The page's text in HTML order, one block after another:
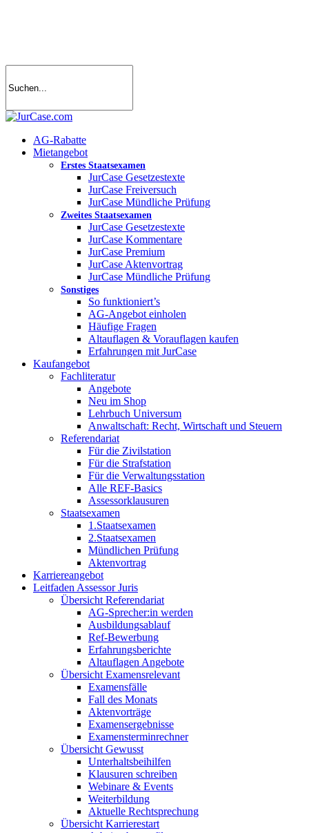
search
account
Menu
AG-Rabatte
Mietangebot
Erstes Staatsexamen
JurCase Gesetzestexte
JurCase Freiversuch
JurCase Mündliche Prüfung
Zweites Staatsexamen
JurCase Gesetzestexte
JurCase Kommentare
JurCase Premium
JurCase Aktenvortrag
JurCase Mündliche Prüfung
Sonstiges
So funktioniert’s
AG-Angebot einholen
Häufige Fragen
Altauflagen & Vorauflagen kaufen
Erfahrungen mit JurCase
Kaufangebot
Fachliteratur
Angebote
Neu im Shop
Lehrbuch Universum
Anwaltschaft: Recht, Wirtschaft und Steuern
Referendariat
Für die Zivilstation
Für die Strafstation
Für die Verwaltungsstation
Alle REF-Basics
Assessorklausuren
Staatsexamen
1.Staatsexamen
2.Staatsexamen
Mündlichen Prüfung
Aktenvortrag
Karriereangebot
Leitfaden Assessor Juris
Übersicht Referendariat
AG-Sprecher:in werden
Ausbildungsablauf
Ref-Bewerbung
Erfahrungsberichte
Altauflagen Angebote
Übersicht Examensrelevant
Examensfälle
Fall des Monats
Aktenvorträge
Examensergebnisse
Examensterminrechner
Übersicht Gewusst
Unterhaltsbeihilfen
Klausuren schreiben
Webinare & Events
Weiterbildung
Aktuelle Rechtsprechung
Übersicht Karrierestart